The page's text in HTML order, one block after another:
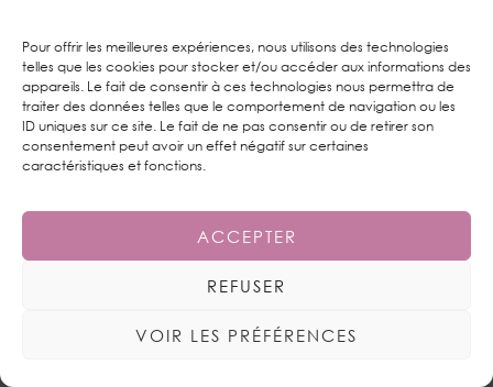
Pour offrir les meilleures expériences, nous utilisons des technologies
telles que les cookies pour stocker et/ou accéder aux informations des
appareils. Le fait de consentir à ces technologies nous permettra de
traiter des données telles que le comportement de navigation ou les
ID uniques sur ce site. Le fait de ne pas consentir ou de retirer son
consentement peut avoir un effet négatif sur certaines
caractéristiques et fonctions.
ACCEPTER
REFUSER
VOIR LES PRÉFÉRENCES
JULY IN THE SKY
AUTEUR/AUTRICE
24 JUILLET 2017 / 19:24
MYRTILLA